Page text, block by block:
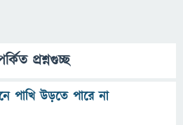
প্রশ্নগুচ্ছ
পাখি উড়তে পারে না